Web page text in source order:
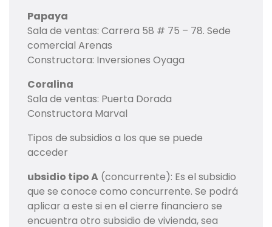
Papaya
Sala de ventas: Carrera 58 # 75 – 78. Sede
comercial Arenas
Constructora: Inversiones Oyaga
Coralina
Sala de ventas: Puerta Dorada
Constructora Marval
Tipos de subsidios a los que se puede
acceder
ubsidio tipo A (concurrente): Es el subsidio
que se conoce como concurrente. Se podrá
aplicar a este si en el cierre financiero se
encuentra otro subsidio de vivienda, sea